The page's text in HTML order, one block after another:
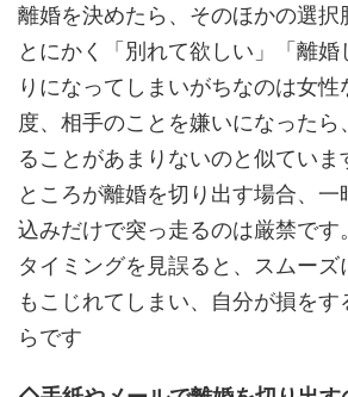
離婚を決めたら、そのほかの選択
とにかく「別れて欲しい」「離
りになってしまいがちなのは女
度、相手のことを嫌いになったら
ることがあまりないのと似ていま
ところが離婚を切り出す場合、
込みだけで突っ走るのは厳禁です
タイミングを見誤ると、スムーズ
もこじれてしまい、自分が損を
らです